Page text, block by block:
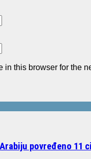
this browser for the
povređeno 11